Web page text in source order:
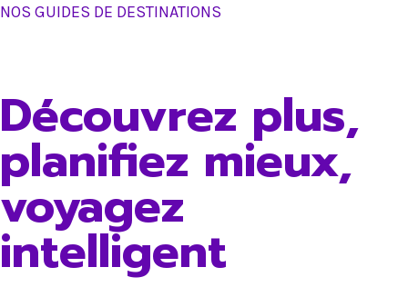
NOS GUIDES DE DESTINATIONS
Découvrez plus,
planifiez mieux,
voyagez
intelligent